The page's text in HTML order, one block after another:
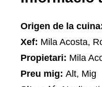
Origen de la
Xef: Mila Acosta,
Propietari: Mila
Preu mig: Alt, Mig